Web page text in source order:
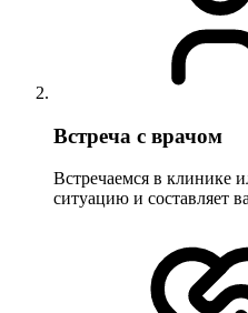
Встреча с врачом
Встречаемся в клинике
ситуацию и составляет